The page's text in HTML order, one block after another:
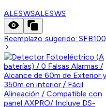
ALESWSALESWS
Reemplazo sugerido:SFB100